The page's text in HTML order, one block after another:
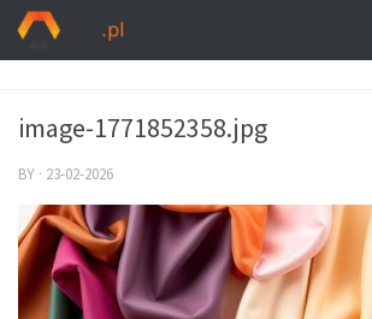
image-1771852358.jpg
BY · 23-02-2026